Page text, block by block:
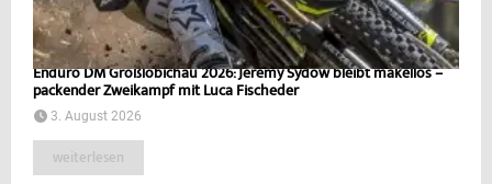
Enduro DM Großlöbichau 2026: Jeremy Sydow bleibt makellos –
packender Zweikampf mit Luca Fischeder
3. August 2026
weiterlesen